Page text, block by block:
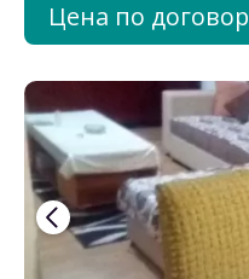
Цена по договор